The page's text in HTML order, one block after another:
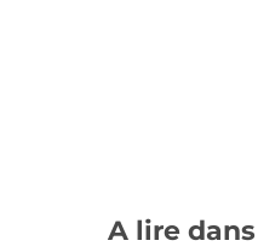
A lire